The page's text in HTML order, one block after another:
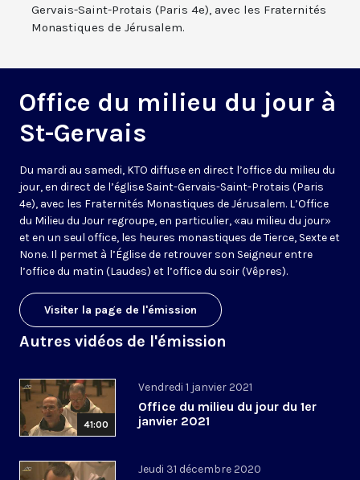
Gervais-Saint-Protais (Paris 4e), avec les Fraternités
Monastiques de Jérusalem.
Office du milieu du jour à
St-Gervais
Du mardi au samedi, KTO diffuse en direct l’office du milieu du
jour, en direct de l’église Saint-Gervais-Saint-Protais (Paris
4e), avec les Fraternités Monastiques de Jérusalem. L’Office
du Milieu du Jour regroupe, en particulier, «au milieu du jour»
et en un seul office, les heures monastiques de Tierce, Sexte et
None. Il permet à l’Église de retrouver son Seigneur entre
l’office du matin (Laudes) et l’office du soir (Vêpres).
Visiter la page de l'émission
Autres vidéos de l'émission
41:00
Vendredi 1 janvier 2021
Office du milieu du jour du 1er
janvier 2021
Jeudi 31 décembre 2020